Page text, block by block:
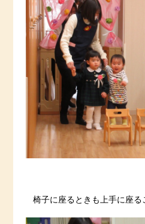
椅子に座るときも上手に座る